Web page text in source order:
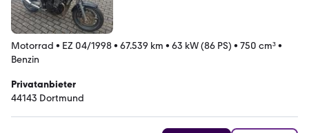
Motorrad • EZ 04/1998• 67.539 km • 63 kW (86 PS) • 750 cm³•
Benzin
Privatanbieter
44143 Dortmund